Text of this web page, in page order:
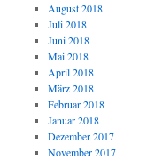
August 2018
Juli 2018
Juni 2018
Mai 2018
April 2018
März 2018
Februar 2018
Januar 2018
Dezember 2017
November 2017